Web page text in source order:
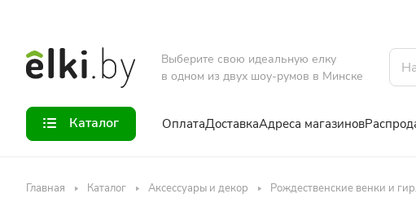
Выберите свою идеальную елку
в одном из двух шоу-румов в Минске
Каталог ОплатаДоставкаАдреса магазинов
Главная Каталог Аксессуары и декор Рождественские венки и